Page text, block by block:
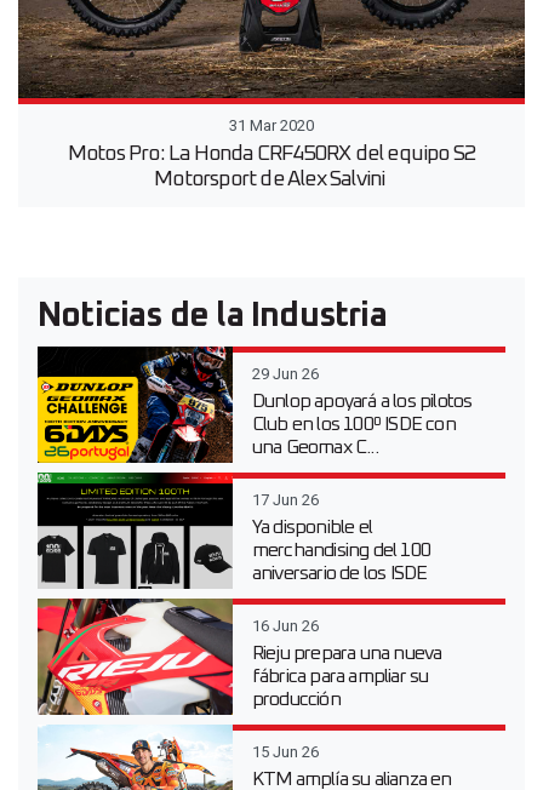
31 Mar 2020
Motos Pro: La Honda CRF450RX del equipo S2
Motorsport de Alex Salvini
Noticias de la Industria
29 Jun 26
Dunlop apoyará a los pilotos
Club en los 100º ISDE con
una Geomax C...
17 Jun 26
Ya disponible el
merchandising del 100
aniversario de los ISDE
16 Jun 26
Rieju prepara una nueva
fábrica para ampliar su
producción
15 Jun 26
KTM amplía su alianza en